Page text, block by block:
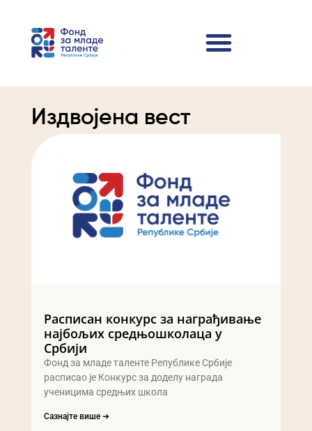
Издвојена вест
Расписан конкурс за награђивање
најбољих средњошколаца у
Србији
Фонд за младе таленте Републике Србије
расписао је Конкурс за доделу награда
ученицима средњих школа
Сазнајте више ➔